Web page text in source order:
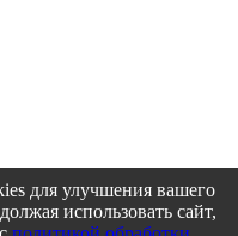
для улучшения вашего
использовать сайт,